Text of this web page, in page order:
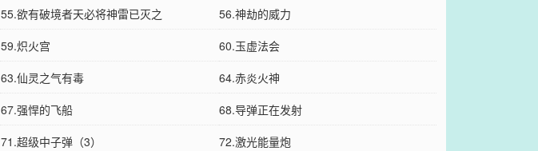
55.欲有破境者天必将神雷已灭之
56.神劫的威力
59.炽火宫
60.玉虚法会
63.仙灵之气有毒
64.赤炎火神
67.强悍的飞船
68.导弹正在发射
71.超级中子弹（3）
72.激光能量炮